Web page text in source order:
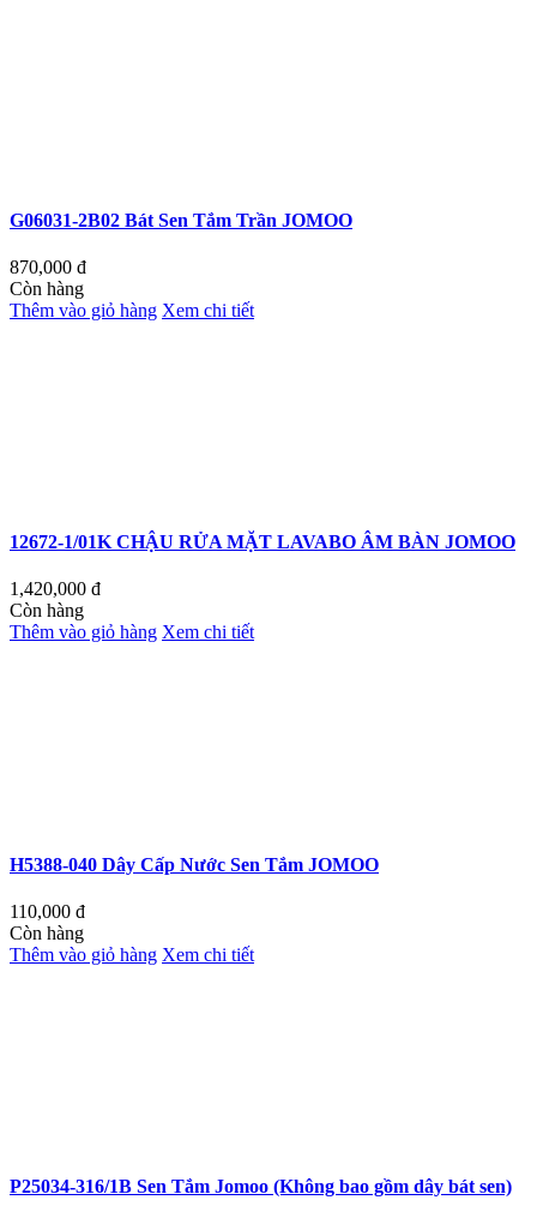
G06031-2B02 Bát Sen Tắm Trần JOMOO
870,000 đ
Còn hàng
Thêm vào giỏ hàng Xem chi tiết
12672-1/01K CHẬU RỬA MẶT LAVABO ÂM BÀN JOMOO
1,420,000 đ
Còn hàng
Thêm vào giỏ hàng Xem chi tiết
H5388-040 Dây Cấp Nước Sen Tắm JOMOO
110,000 đ
Còn hàng
Thêm vào giỏ hàng Xem chi tiết
P25034-316/1B Sen Tắm Jomoo (Không bao gồm dây bát sen)